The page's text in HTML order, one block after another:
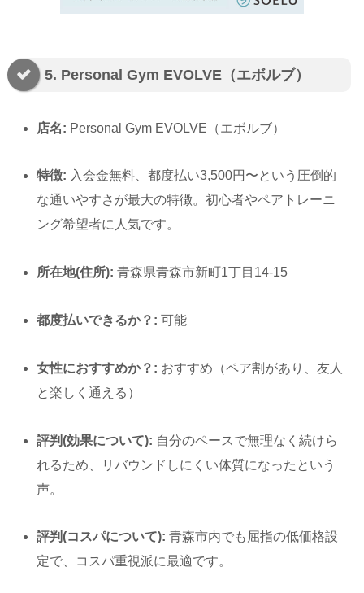
5. Personal Gym EVOLVE（エボルブ）
店名: Personal Gym EVOLVE（エボルブ）
特徴: 入会金無料、都度払い3,500円〜という圧倒的
な通いやすさが最大の特徴。初心者やペアトレーニ
ング希望者に人気です。
所在地(住所): 青森県青森市新町1丁目14-15
都度払いできるか？: 可能
女性におすすめか？: おすすめ（ペア割があり、友人
と楽しく通える）
評判(効果について): 自分のペースで無理なく続けら
れるため、リバウンドしにくい体質になったという
声。
評判(コスパについて): 青森市内でも屈指の低価格設
定で、コスパ重視派に最適です。